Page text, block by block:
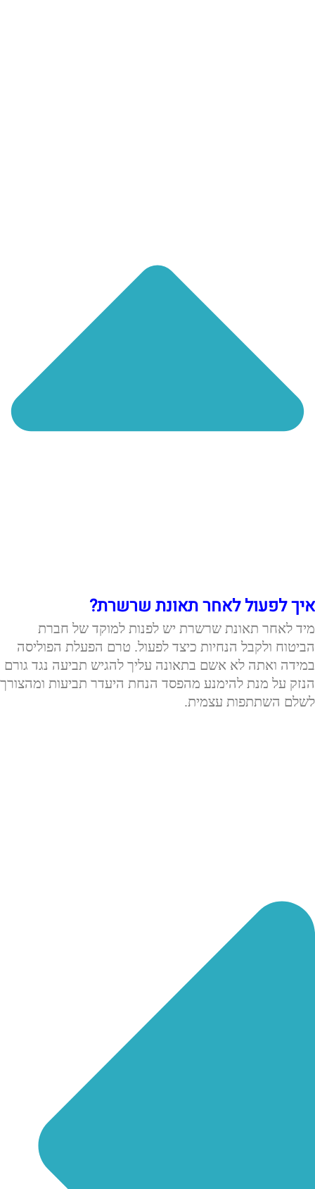
איך לפעול לאחר תאונת שרשרת?
מיד לאחר תאונת שרשרת יש לפנות למוקד של חברת
הביטוח ולקבל הנחיות כיצד לפעול. טרם הפעלת הפוליסה
במידה ואתה לא אשם בתאונה עליך להגיש תביעה נגד גורם
הנזק על מנת להימנע מהפסד הנחת היעדר תביעות ומהצורך
לשלם השתתפות עצמית.